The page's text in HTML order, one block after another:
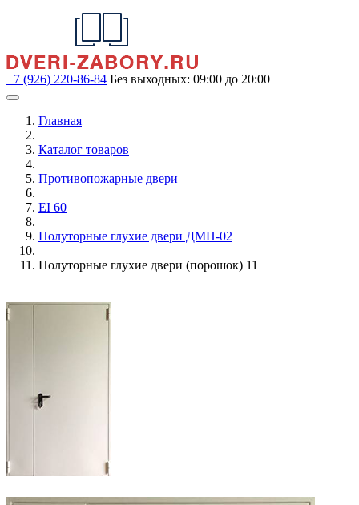
+7 (926) 220-86-84 Без выходных: 09:00 до 20:00
Главная
Каталог товаров
Противопожарные двери
EI 60
Полуторные глухие двери ДМП-02
Полуторные глухие двери (порошок) 11